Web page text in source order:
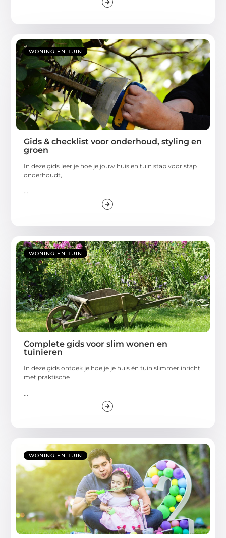
WONING EN TUIN
Gids & checklist voor onderhoud, styling en
groen
In deze gids leer je hoe je jouw huis en tuin stap voor stap
onderhoudt,
...
WONING EN TUIN
Complete gids voor slim wonen en
tuinieren
In deze gids ontdek je hoe je je huis én tuin slimmer inricht
met praktische
...
WONING EN TUIN